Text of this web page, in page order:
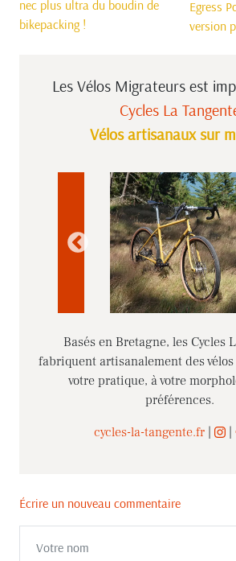
nec plus ultra du boudin de
bikepacking !
Egress
version
Les Vélos Migrateurs est
Cycles La
Vélos artisanaux sur
Basés en Bretagne, les Cycles
fabriquent artisanalement des
votre pratique, à votre
préférences.
cycles-la-tangente.fr | |
Écrire un nouveau commentaire